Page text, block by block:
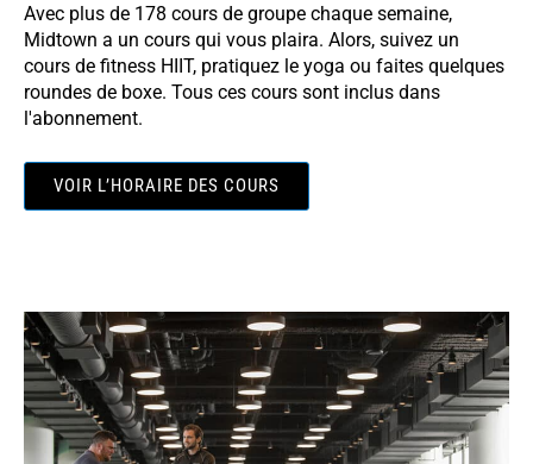
Avec plus de 178 cours de groupe chaque semaine,
Midtown a un cours qui vous plaira. Alors, suivez un
cours de fitness HIIT, pratiquez le yoga ou faites quelques
roundes de boxe. Tous ces cours sont inclus dans
l'abonnement.
VOIR L’HORAIRE DES COURS